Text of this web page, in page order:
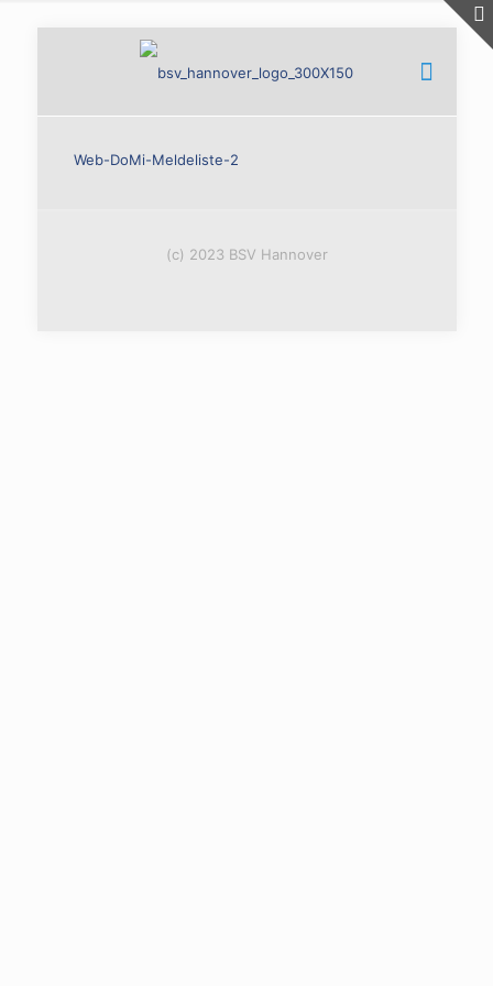
Web-DoMi-Meldeliste-2
(c) 2023 BSV Hannover